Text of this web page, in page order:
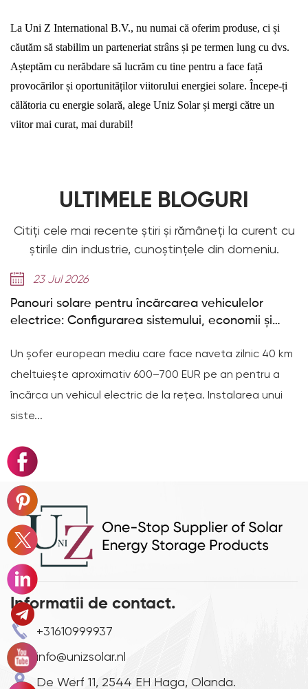
La Uni Z International B.V., nu numai că oferim produse, ci și
căutăm să stabilim un parteneriat strâns și pe termen lung cu dvs.
Așteptăm cu nerăbdare să lucrăm cu tine pentru a face față
provocărilor și oportunităților viitorului energiei solare. Începe-ți
călătoria cu energie solară, alege Uniz Solar și mergi către un
viitor mai curat, mai durabil!
ULTIMELE BLOGURI
Citiți cele mai recente știri și rămâneți la curent cu
știrile din industrie, cunoștințele din domeniu.
vehiculelor
economii și
face naveta zilnic 40 km
EUR pe an pentru a
rețea. Instalarea unui
Celulele de 314 Ah
F atinge peste 8.000 de
Sosesc celule de mare
Deye GE-F atinge 8.000 de
ciclului de viață de pe o fișă
Informatii de contact.
+31610999937
info@unizsolar.nl
De Werf 11, 2544 EH Haga, Olanda.